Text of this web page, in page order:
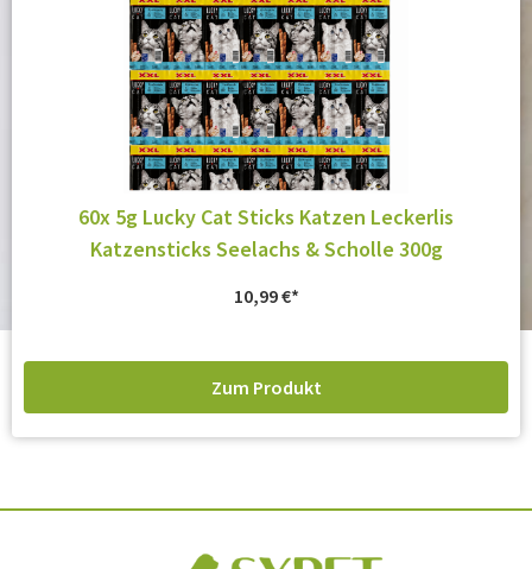
60x 5g Lucky Cat Sticks Katzen Leckerlis
Katzensticks Seelachs & Scholle 300g
10,99€
Zum Produkt